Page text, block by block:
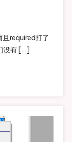
required打了
没有 […]